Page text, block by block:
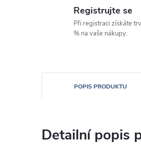
Registrujte se
Při registraci získáte
% na vaše nákupy.
POPIS PRODUKTU
Detailní popis